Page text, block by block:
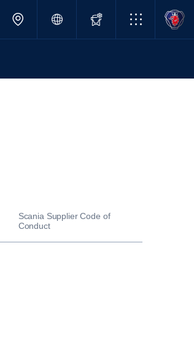
Scania Supplier Code of
Conduct